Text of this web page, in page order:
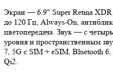
Экран — 6.9" Super Retina XDR
до 120 Гц, Always-On,
цветопередача. Звук — с
уровня и пространственным
7, 5G c SIM + eSIM, Bluetooth
Qi2.